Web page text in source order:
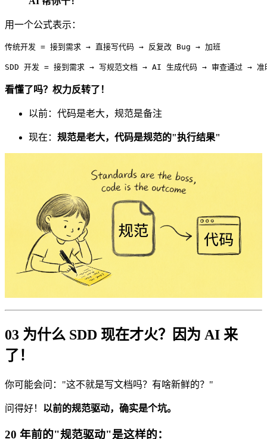
用一个公式表示：
传统开发 = 接到需求 → 直接写代码 → 反复改 Bug → 加班
SDD 开发 = 接到需求 → 写规范文档 → AI 生成代码 → 审查通过 → 准
看懂了吗？权力反转了！
以前：代码是老大，规范是备注
现在： 规范是老大，代码是规范的"执行结果"
03 为什么 SDD 现在才火？因为 AI 来
了！
你可能会问："这不就是写文档吗？有啥新鲜的？"
问得好！ 以前的规范驱动，确实是个坑。
20 年前的"规范驱动"是这样的：